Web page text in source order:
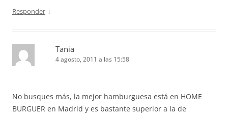
Responder ↓
Tania
4 agosto, 2011 a las 15:58
No busques más, la mejor hamburguesa está en HOME
BURGUER en Madrid y es bastante superior a la de